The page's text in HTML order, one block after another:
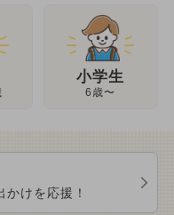
小学生
6歳〜
けを応援！